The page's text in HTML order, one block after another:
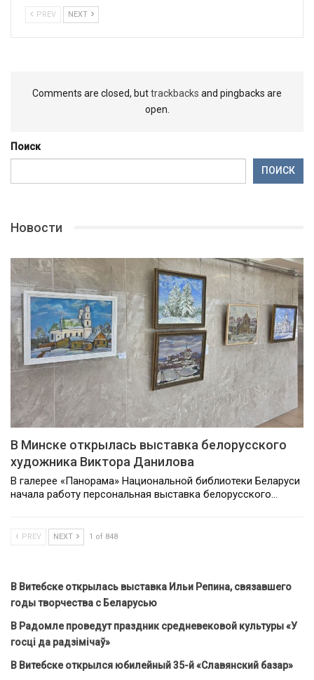
PREV NEXT
Comments are closed, buttrackbacks and pingbacks are
open.
Поиск
ПОИСК
Новости
В Минске открылась выставка белорусского
художника Виктора Данилова
В галерее «Панорама» Национальной библиотеки Беларуси
начала работу персональная выставка белорусского…
PREV NEXT 1 of 848
В Витебске открылась выставка Ильи Репина, связавшего
годы творчества с Беларусью
В Радомле проведут праздник средневековой культуры «У
госці да радзімічаў»
В Витебске открылся юбилейный 35-й «Славянский базар»